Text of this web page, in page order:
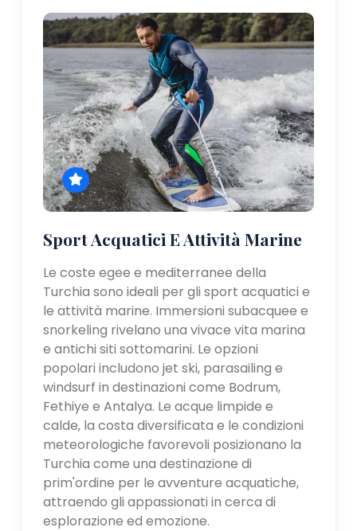
Sport Acquatici E Attività Marine
Le coste egee e mediterranee della
Turchia sono ideali per gli sport acquatici e
le attività marine. Immersioni subacquee e
snorkeling rivelano una vivace vita marina
e antichi siti sottomarini. Le opzioni
popolari includono jet ski, parasailing e
windsurf in destinazioni come Bodrum,
Fethiye e Antalya. Le acque limpide e
calde, la costa diversificata e le condizioni
meteorologiche favorevoli posizionano la
Turchia come una destinazione di
prim'ordine per le avventure acquatiche,
attraendo gli appassionati in cerca di
esplorazione ed emozione.